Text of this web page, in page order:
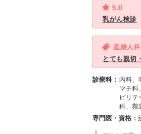
5.0
乳がん検診
産婦人科
とても親切
診療科： 内科、
マチ科
ビリ
科、救
専門医・資格：